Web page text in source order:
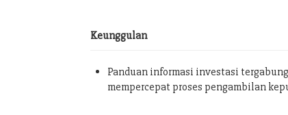
Keunggulan
Panduan informasi investasi
mempercepat proses pengambilan